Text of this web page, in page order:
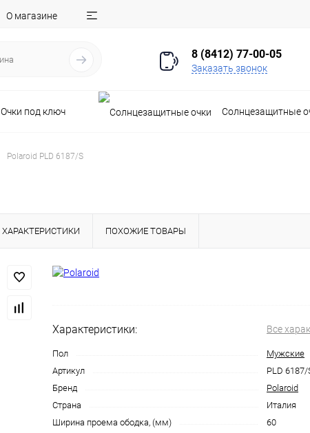
О магазине
8 (8412) 77-00-05
Заказать звонок
Очки под ключ Солнцезащитные
Polaroid PLD 6187/S
ХАРАКТЕРИСТИКИ ПОХОЖИЕ ТОВАРЫ
Характеристики: Все
Пол
Мужские
Артикул
PLD 6187/
Бренд
Polaroid
Страна
Италия
Ширина проема ободка, (мм)
60